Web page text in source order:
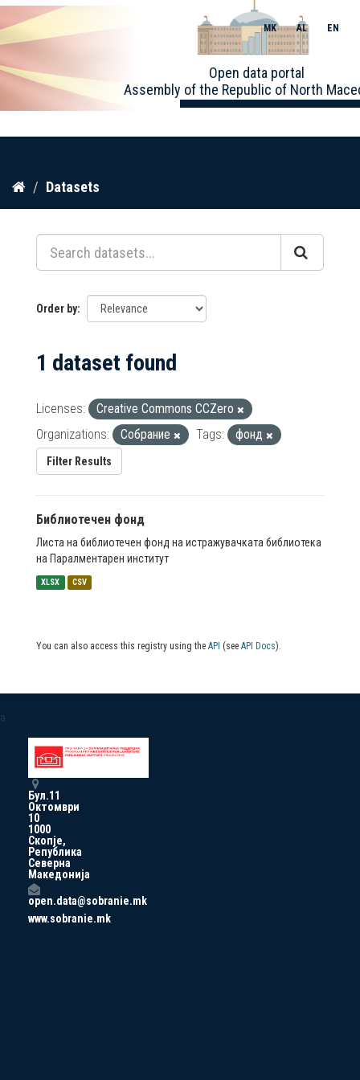
Skip
content
Open data portal
Assembly of the Republic of North
MK AL EN
Datasets
Order by
1 dataset found
Licenses:
Creative Commons CCZero
Organizations:
Собрание Tags: фонд
Filter Results
Библиотечен фонд
Листа на библиотечен фонд на истражувачката библиотека
на Паралментарен институт
XLSX CSV
You can also access this registry using the API (see API Docs).
a
Бул.11
Октомври
10
1000
Скопје,
Република
Северна
Македонија
open.data@sobranie.mk
www.sobranie.mk